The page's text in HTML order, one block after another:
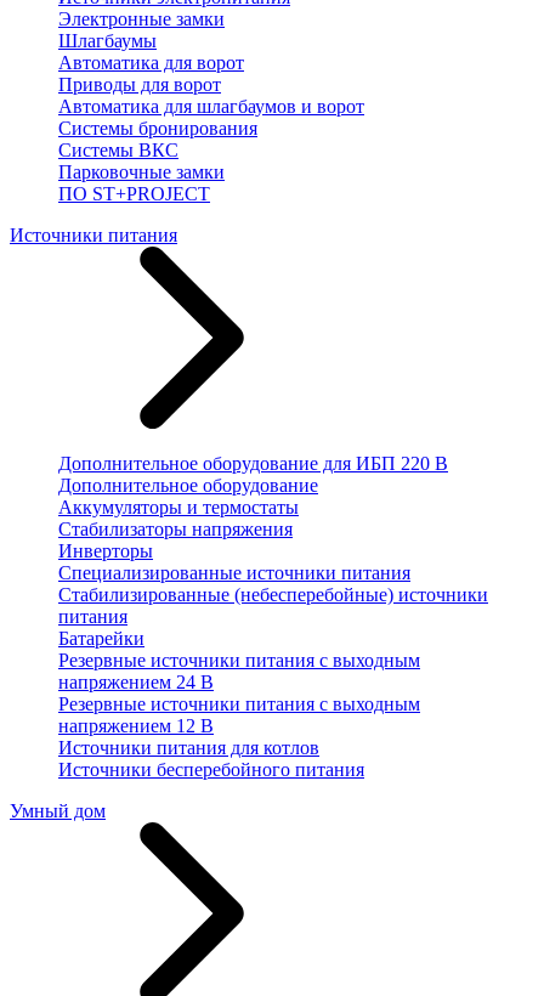
Электронные замки
Шлагбаумы
Автоматика для ворот
Приводы для ворот
Автоматика для шлагбаумов и ворот
Системы бронирования
Системы ВКС
Парковочные замки
ПО ST+PROJECT
Источники питания
Дополнительное оборудование для ИБП 220 В
Дополнительное оборудование
Аккумуляторы и термостаты
Стабилизаторы напряжения
Инверторы
Специализированные источники питания
Стабилизированные (небесперебойные) источники
питания
Батарейки
Резервные источники питания с выходным
напряжением 24 В
Резервные источники питания с выходным
напряжением 12 В
Источники питания для котлов
Источники бесперебойного питания
Умный дом